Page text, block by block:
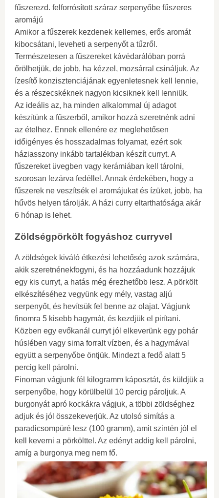
fűszerezd. felforrósított száraz serpenyőbe fűszeres
aromájú
Amikor a fűszerek kezdenek kellemes, erős aromát
kibocsátani, leveheti a serpenyőt a tűzről.
Természetesen a fűszereket kávédarálóban porrá
őrölhetjük, de jobb, ha kézzel, mozsárral csináljuk. Az
ízesítő konzisztenciájának egyenletesnek kell lennie,
és a részecskéknek nagyon kicsiknek kell lenniük.
Az ideális az, ha minden alkalommal új adagot
készítünk a fűszerből, amikor hozzá szeretnénk adni
az ételhez. Ennek ellenére ez meglehetősen
időigényes és hosszadalmas folyamat, ezért sok
háziasszony inkább tartalékban készít curryt. A
fűszereket üvegben vagy kerámiában kell tárolni,
szorosan lezárva fedéllel. Annak érdekében, hogy a
fűszerek ne veszítsék el aromájukat és ízüket, jobb, ha
hűvös helyen tárolják. A házi curry eltarthatósága akár
6 hónap is lehet.
Zöldségpörkölt fogyáshoz curryvel
A zöldségek kiváló étkezési lehetőség azok számára,
akik szeretnénekfogyni, és ha hozzáadunk hozzájuk
egy kis curryt, a hatás még érezhetőbb lesz. A pörkölt
elkészítéséhez vegyünk egy mély, vastag aljú
serpenyőt, és hevítsük fel benne az olajat. Vágjunk
finomra 5 kisebb hagymát, és kezdjük el pirítani.
Közben egy evőkanál curryt jól elkeverünk egy pohár
húslében vagy sima forralt vízben, és a hagymával
együtt a serpenyőbe öntjük. Mindezt a fedő alatt 5
percig kell párolni.
Finoman vágjunk fél kilogramm káposztát, és küldjük a
serpenyőbe, hogy körülbelül 10 percig pároljuk. A
burgonyát apró kockákra vágjuk, a többi zöldséghez
adjuk és jól összekeverjük. Az utolsó simítás a
paradicsompüré lesz (100 gramm), amit szintén jól el
kell keverni a pörkölttel. Az edényt addig kell párolni,
amíg a burgonya meg nem fő.